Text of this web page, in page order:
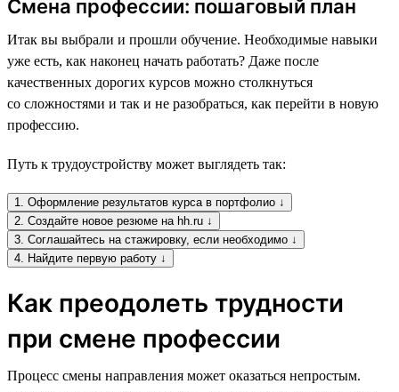
Смена профессии: пошаговый план
Итак вы выбрали и прошли обучение. Необходимые навыки
уже есть, как наконец начать работать? Даже после
качественных дорогих курсов можно столкнуться
со сложностями и так и не разобраться, как перейти в новую
профессию.
Путь к трудоустройству может выглядеть так:
1. Оформление результатов курса в портфолио ↓
2. Создайте новое резюме на hh.ru ↓
3. Соглашайтесь на стажировку, если необходимо ↓
4. Найдите первую работу ↓
Как преодолеть трудности
при смене профессии
Процесс смены направления может оказаться непростым.